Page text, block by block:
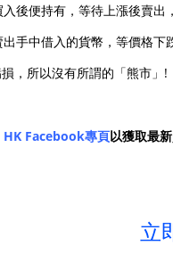
後便持有，等待上漲後賣出
手中借入的貨幣，等價格下
，所以沒有所謂的「熊市」!
Facebook專頁以獲取最
立